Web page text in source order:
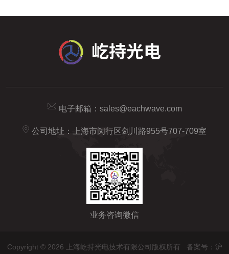
电子邮箱： sales@eachwave.com
公司地址：上海市闵行区剑川路955号707-709室
业务咨询微信
Copyright © 2026 上海屹持光电技术有限公司版权所有 备案号：沪